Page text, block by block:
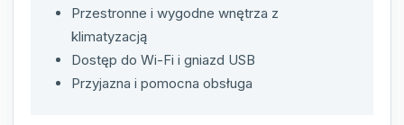
Przestronne i wygodne wnętrza z
klimatyzacją
Dostęp do Wi-Fi i gniazd USB
Przyjazna i pomocna obsługa